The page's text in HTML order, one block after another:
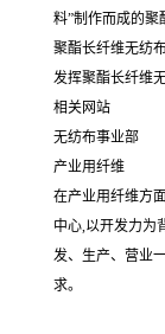
料”制作而成的聚
聚酯长纤维无纺
发挥聚酯长纤维
相关网站
无纺布事业部
产业用纤维
在产业用纤维方
中心,以开发力为
发、生产、营业
求。